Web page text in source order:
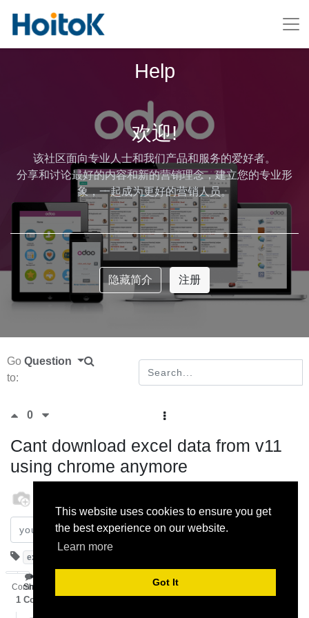
This website uses cookies to ensure you get
the best experience on our website.
Learn more
Got It
Help
欢迎!
该社区面向专业人士和我们产品和服务的爱好者。
分享和讨论最好的内容和新的营销理念，建立您的专业形
象，一起成为更好的营销人员。
隐藏简介 注册
Go
to:
Question
0
Cant download excel data from v11
using chrome anymore
13 September 2022
Subscribe
excel
Comment
Share
1 Comment